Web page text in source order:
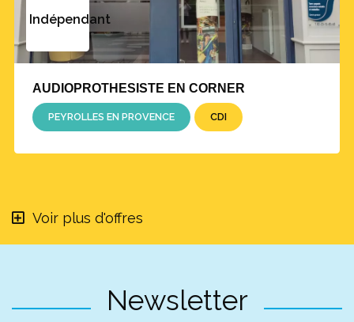
Indépendant
AUDIOPROTHESISTE EN CORNER
PEYROLLES EN PROVENCE CDI
Voir plus d'offres
Newsletter